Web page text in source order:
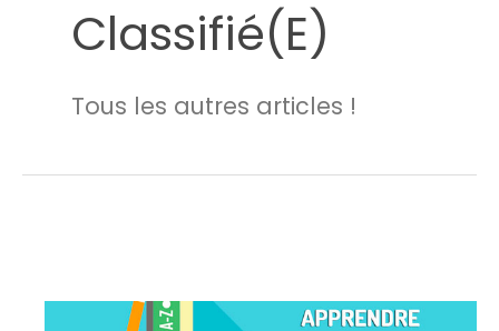
Classifié(e)
Tous les autres articles !